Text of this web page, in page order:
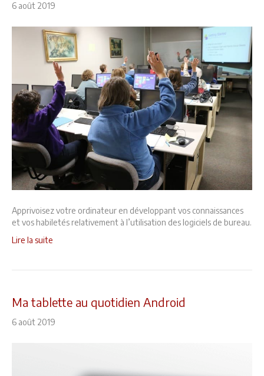
6 août 2019
Apprivoisez votre ordinateur en développant vos connaissances
et vos habiletés relativement à l’utilisation des logiciels de bureau.
Lire la suite
Ma tablette au quotidien Android
6 août 2019